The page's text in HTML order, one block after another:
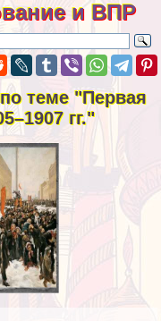
и ВПР
теме "Первая
гг."